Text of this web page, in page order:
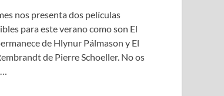
nos presenta dos películas
para este verano como son El
de Hlynur Pálmason y El
de Pierre Schoeller. No os